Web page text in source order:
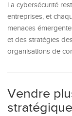
La cybersécurité
entreprises, et
menaces
et des stratégies
organisations de
Vendre